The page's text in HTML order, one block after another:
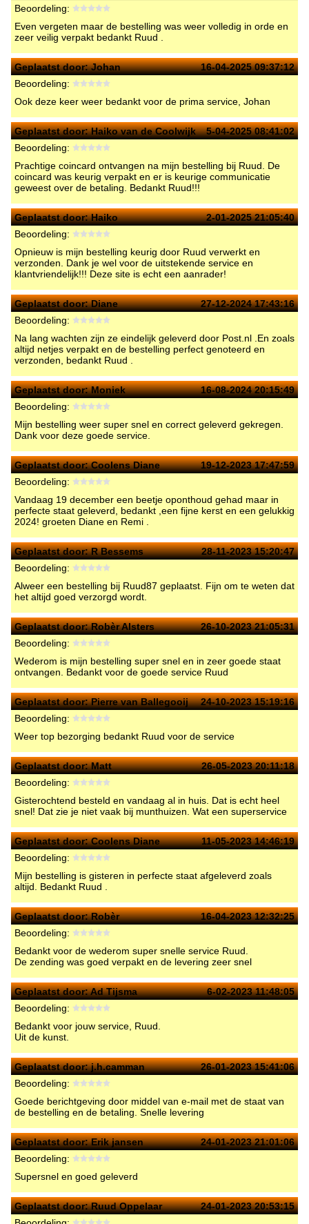
Beoordeling:
Even vergeten maar de bestelling was weer volledig in orde en
zeer veilig verpakt bedankt Ruud .
Geplaatst door:Johan
16-04-2025 09:37:12
Beoordeling:
Ook deze keer weer bedankt voor de prima service, Johan
Geplaatst door:Haiko van de Coolwijk
5-04-2025 08:41:02
Beoordeling:
Prachtige coincard ontvangen na mijn bestelling bij Ruud. De
coincard was keurig verpakt en er is keurige communicatie
geweest over de betaling. Bedankt Ruud!!!
Geplaatst door:Haiko
2-01-2025 21:05:40
Beoordeling:
Opnieuw is mijn bestelling keurig door Ruud verwerkt en
verzonden. Dank je wel voor de uitstekende service en
klantvriendelijk!!! Deze site is echt een aanrader!
Geplaatst door:Diane
27-12-2024 17:43:16
Beoordeling:
Na lang wachten zijn ze eindelijk geleverd door Post.nl .En zoals
altijd netjes verpakt en de bestelling perfect genoteerd en
verzonden, bedankt Ruud .
Geplaatst door:Moniek
16-08-2024 20:15:49
Beoordeling:
Mijn bestelling weer super snel en correct geleverd gekregen.
Dank voor deze goede service.
Geplaatst door:Coolens Diane
19-12-2023 17:47:59
Beoordeling:
Vandaag 19 december een beetje oponthoud gehad maar in
perfecte staat geleverd, bedankt ,een fijne kerst en een gelukkig
2024! groeten Diane en Remi .
Geplaatst door:R Bessems
28-11-2023 15:20:47
Beoordeling:
Alweer een bestelling bij Ruud87 geplaatst. Fijn om te weten dat
het altijd goed verzorgd wordt.
Geplaatst door:Robèr Alsters
26-10-2023 21:05:31
Beoordeling:
Wederom is mijn bestelling super snel en in zeer goede staat
ontvangen. Bedankt voor de goede service Ruud
Geplaatst door:Pierre van Ballegooij
24-10-2023 15:19:16
Beoordeling:
Weer top bezorging bedankt Ruud voor de service
Geplaatst door:Matt
26-05-2023 20:11:18
Beoordeling:
Gisterochtend besteld en vandaag al in huis. Dat is echt heel
snel! Dat zie je niet vaak bij munthuizen. Wat een superservice
Geplaatst door:Coolens Diane
11-05-2023 14:46:19
Beoordeling:
Mijn bestelling is gisteren in perfecte staat afgeleverd zoals
altijd. Bedankt Ruud .
Geplaatst door:Robèr
16-04-2023 12:32:25
Beoordeling:
Bedankt voor de wederom super snelle service Ruud.
De zending was goed verpakt en de levering zeer snel
Geplaatst door:Ad Tijsma
6-02-2023 11:48:05
Beoordeling:
Bedankt voor jouw service, Ruud.
Uit de kunst.
Geplaatst door:j.h.camman
26-01-2023 15:41:06
Beoordeling:
Goede berichtgeving door middel van e-mail met de staat van
de bestelling en de betaling. Snelle levering
Geplaatst door:Erik jansen
24-01-2023 21:01:06
Beoordeling:
Supersnel en goed geleverd
Geplaatst door:Ruud Oppelaar
24-01-2023 20:53:15